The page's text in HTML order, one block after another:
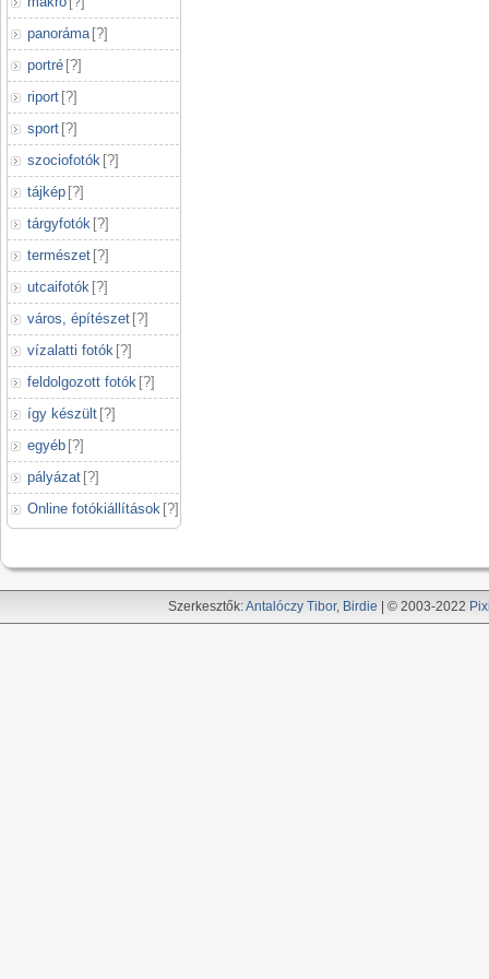
panoráma [?]
portré [?]
riport [?]
sport [?]
szociofotók [?]
tájkép [?]
tárgyfotók [?]
természet [?]
utcaifotók [?]
város, építészet [?]
vízalatti fotók [?]
feldolgozott fotók [?]
így készült [?]
egyéb [?]
pályázat [?]
Online fotókiállítások [?]
Szerkesztők:Antalóczy Tibor, Birdie | © 2003-2022